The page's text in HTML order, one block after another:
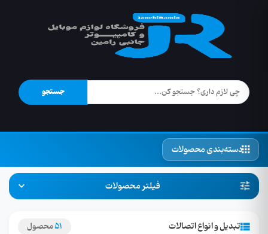
جستجو
دسته‌بندی محصولات
فیلتر محصولات
تبدیل و انواع اتصالات 51محصول